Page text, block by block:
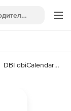
DBI dbiCalendarWPF